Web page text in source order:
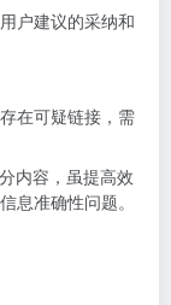
户建议的采纳和
在可疑链接，需
内容，虽提高效
息准确性问题。